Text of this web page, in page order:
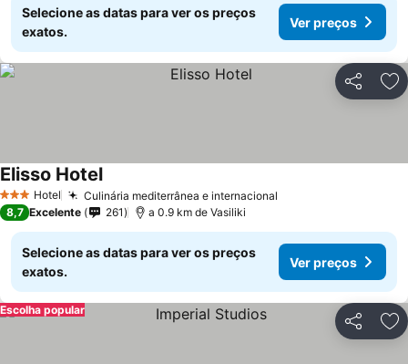
Selecione as datas para ver os preços
exatos.
Ver preços
Partilhar
3 EstrelasHotel Culinária mediterrânea e internacional
Elisso Hotel
8,7 Excelente 261 a 0.9 km de Vasiliki
Selecione as datas para ver os preços
exatos.
Ver preços
Partilhar
Escolha popular